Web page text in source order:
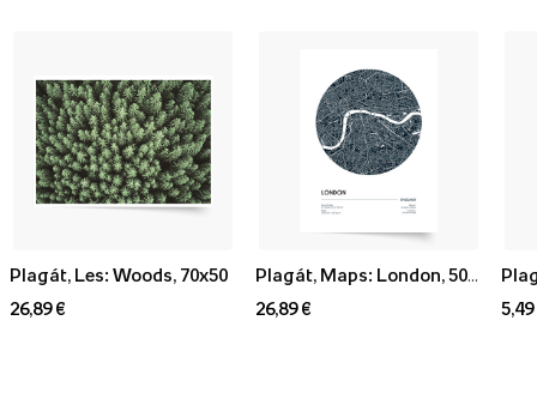
Plagát, Les: Woods, 70x50
26,89 €
26,89 €
5,49